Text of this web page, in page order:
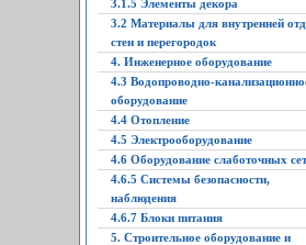
3.1.5 Элементы декора
3.2 Материалы для внутренней
стен и перегородок
4. Инженерное оборудование
4.3 Водопроводно-
оборудование
4.4 Отопление
4.5 Электрооборудование
4.6 Оборудование слаботочных
4.6.5 Системы безопасности,
наблюдения
4.6.7 Блоки питания
5. Строительное оборудование и